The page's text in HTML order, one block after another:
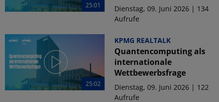
25:01
Dienstag, 09. Juni 2026 | 134
Aufrufe
25:02
KPMG REALTALK
Quantencomputing als
internationale
Wettbewerbsfrage
Dienstag, 09. Juni 2026 | 122
Aufrufe